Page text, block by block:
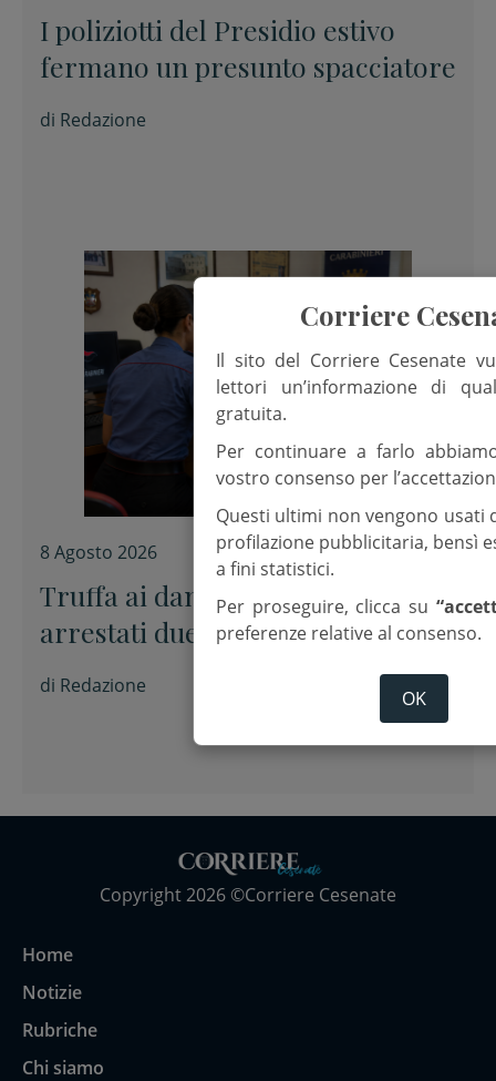
I poliziotti del Presidio estivo
fermano un presunto spacciatore
di Redazione
8 Agosto 2026
Truffa ai danni di un’anziana,
arrestati due uomini in fuga sulla
E45
di Redazione
Copyright 2026 ©Corriere Cesenate
Home
Notizie
Rubriche
Chi siamo
Corriere
Il sito del Corriere Cesenate
lettori un’informazione di
gratuita.
Per continuare a farlo
vostro consenso per
Questi ultimi non vengono usati
profilazione pubblicitaria, bensì
a fini statistici.
Per proseguire, clicca su
preferenze relative al consenso.
OK